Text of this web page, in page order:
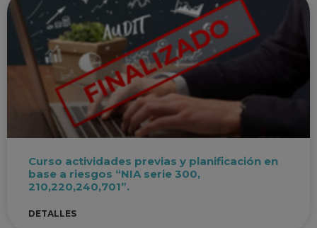
Curso actividades previas y planificación en
base a riesgos “NIA serie 300,
210,220,240,701”.
DETALLES